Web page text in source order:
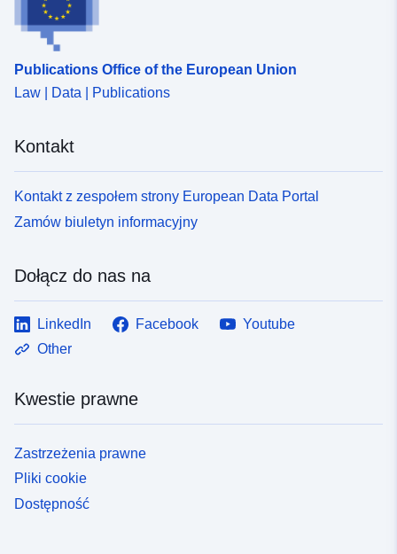
Publications Office of the European Union
Law | Data | Publications
Kontakt
Kontakt z zespołem strony European Data Portal
Zamów biuletyn informacyjny
Dołącz do nas na
LinkedIn Facebook
Youtube
Other
Kwestie prawne
Zastrzeżenia prawne
Pliki cookie
Dostępność